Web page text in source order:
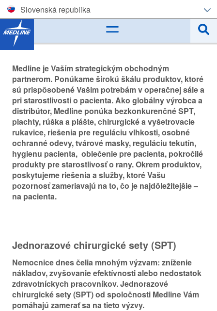
Slovenská republika
Corporate (EN)
Belgique (FR)
Czech
Deutschland
España
France
Ireland
Österreich
Portugal
Slovenská republika
Medline je Vaším strategickým obchodným
partnerom. Ponúkame širokú škálu produktov, ktoré
sú prispôsobené Vašim potrebám v operačnej sále a
pristarostlivostio pacienta. Ako globálny výrobca a
distribútor, Medline ponúka bezkonkurenčné SPT,
plachty, rúška a plášte, chirurgické a vyšetrovacie
rukavice, riešenia pre reguláciu vlhkosti, osobné
ochranné odevy, tvárové masky, reguláciu tekutín,
hygienu pacienta, oblečenie pre pacienta, pokročilé
produkty pre starostlivosť o rany. Okrem produktov,
poskytujeme riešenia a služby, ktoré Vašu
pozornosť zameriavajú na to, čo je najdôležitejšie –
na pacienta.
Jednorazové chirurgické sety (SPT)
Nemocnice dnes čelia mnohým výzvam: zníženie
nákladov, zvyšovanie efektívnosti alebo nedostatok
zdravotníckych pracovníkov. Jednorazové
chirurgické sety (SPT) od spoločnosti Medline Vám
pomáhajú zamerať sa na tieto výzvy.